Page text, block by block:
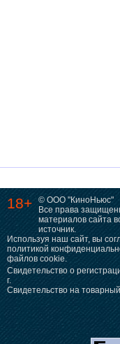
18+ © ООО "КиноНьюс"
Все права
материалов сайта
источник.
Используя наш сайт, вы
политикой
файлов cookie.
Свидетельство о
г.
Свидетельство на